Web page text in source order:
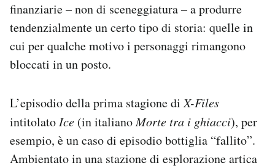
finanziarie – non di sceneggiatura – a produrre
tendenzialmente un certo tipo di storia: quelle in
cui per qualche motivo i personaggi rimangono
bloccati in un posto.
L’episodio della prima stagione diX-Files
intitolato Ice (in italianoMorte tra i ghiacci), per
esempio, è un caso di episodio bottiglia “fallito”.
Ambientato in una stazione di esplorazione artica